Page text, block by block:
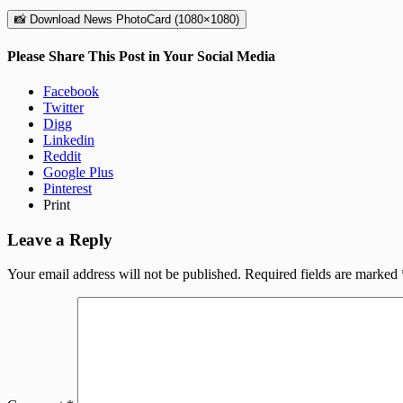
📸 Download News PhotoCard (1080×1080)
Please Share This Post in Your Social Media
Facebook
Twitter
Digg
Linkedin
Reddit
Google Plus
Pinterest
Print
Leave a Reply
Your email address will not be published. Required fields are marked